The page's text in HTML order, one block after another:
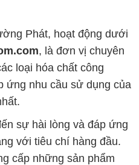
Phát, hoạt động dưới
, là đơn vị chuyên
loại hóa chất công
ứng nhu cầu sử dụng của
sự hài lòng và đáp ứng
với tiêu chí hàng đầu.
cấp những sản phẩm